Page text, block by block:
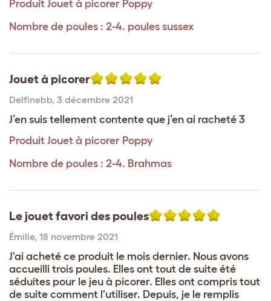
Produit Jouet à picorer Poppy
Nombre de poules : 2-4. poules sussex
Jouet à picorer
Delfinebb, 3 décembre 2021
J’en suis tellement contente que j’en ai racheté 3
Produit Jouet à picorer Poppy
Nombre de poules : 2-4. Brahmas
Le jouet favori des poules
Émilie, 18 novembre 2021
J'ai acheté ce produit le mois dernier. Nous avons
accueilli trois poules. Elles ont tout de suite été
séduites pour le jeu à picorer. Elles ont compris tout
de suite comment l'utiliser. Depuis, je le remplis